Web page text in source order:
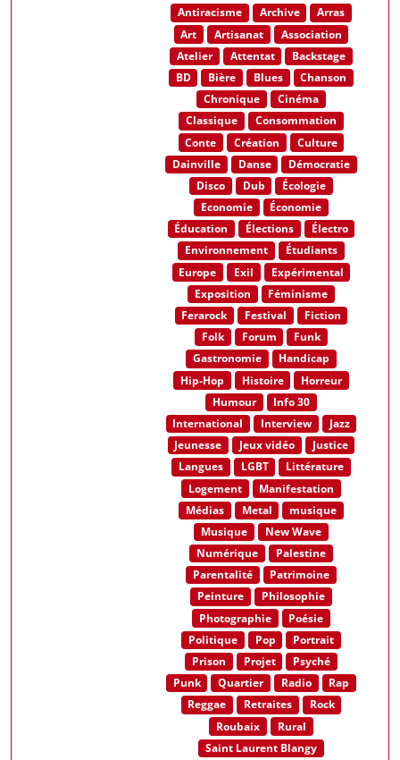
Antiracisme
Archive
Arras
Art
Artisanat
Association
Atelier
Attentat
Backstage
BD
Bière Blues
Chanson
Chronique
Cinéma
Classique
Consommation
Conte
Création
Culture
Dainville
Danse
Démocratie
Disco
Dub
Écologie
Economie
Économie
Éducation
Élections
Électro
Environnement
Étudiants
Europe
Exil
Expérimental
Exposition
Féminisme
Ferarock
Festival
Fiction
Folk
Forum
Funk
Gastronomie
Handicap
Hip-Hop
Histoire
Horreur
Humour
Info 30
International
Interview
Jazz
Jeunesse
Jeux vidéo
Justice
Langues
LGBT
Littérature
Logement
Manifestation
Médias
Metal
musique
Musique
New Wave
Numérique
Palestine
Parentalité
Patrimoine
Peinture
Philosophie
Photographie
Poésie
Politique
Pop
Portrait
Prison
Projet
Psyché
Punk
Quartier Radio
Rap
Reggae
Retraites
Rock
Roubaix
Rural
Saint Laurent Blangy